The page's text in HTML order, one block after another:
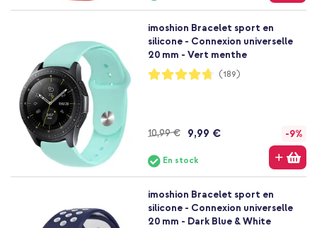
imoshion Bracelet sport en
silicone - Connexion universelle
20 mm - Vert menthe
Notation:
94%
(189)
10,99 € 9,99 € -9%
En stock
imoshion Bracelet sport en
silicone - Connexion universelle
20 mm - Dark Blue & White